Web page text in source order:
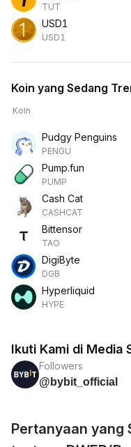
TUT
USD1
USD1
Koin yang Sedang
Koin
Pudgy Penguins
PENGU
Pump.fun
PUMP
Cash Cat
CASHCAT
Bittensor
TAO
DigiByte
DGB
Hyperliquid
HYPE
Ikuti Kami di Media
Followers
@bybit_official
Pertanyaan yang